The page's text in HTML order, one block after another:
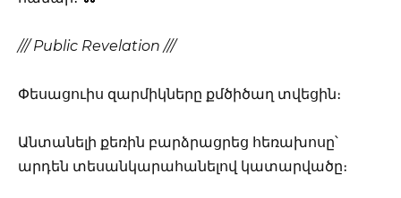
/// Public Revelation ///
Փեսացուիս զարմիկները քմծիծաղ տվեցին։
Անտանելի քեռին բարձրացրեց հեռախոսը՝
արդեն տեսանկարահանելով կատարվածը։